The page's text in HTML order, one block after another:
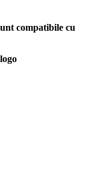
compatibile cu